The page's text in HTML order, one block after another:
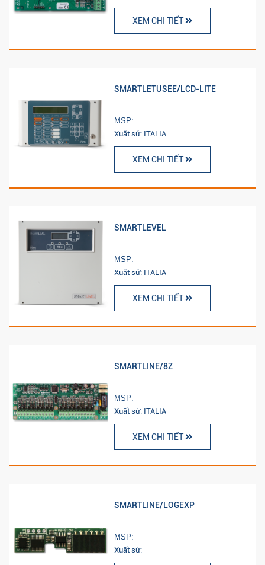
XEM CHI TIẾT
SMARTLETUSEE/LCD-LITE
MSP:
Xuất sứ: ITALIA
XEM CHI TIẾT
SMARTLEVEL
MSP:
Xuất sứ: ITALIA
XEM CHI TIẾT
SMARTLINE/8Z
MSP:
Xuất sứ: ITALIA
XEM CHI TIẾT
SMARTLINE/LOGEXP
MSP:
Xuất sứ: